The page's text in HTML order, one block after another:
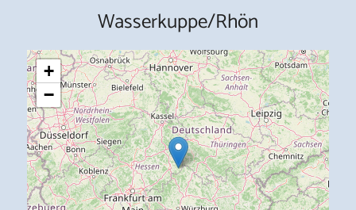
Wasserkuppe/Rhön
+
−